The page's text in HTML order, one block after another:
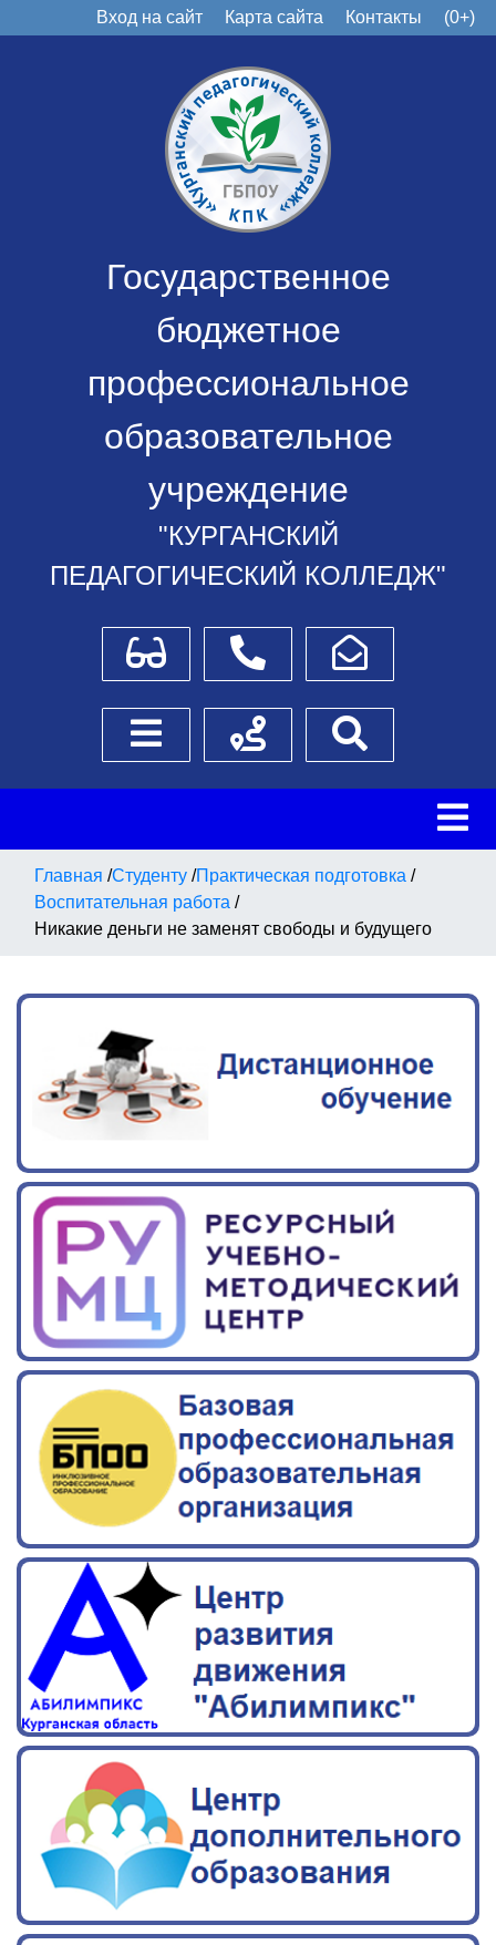
Вход на сайт Карта сайта Контакты (0+)
Государственное
бюджетное
профессиональное
образовательное
учреждение
"КУРГАНСКИЙ
ПЕДАГОГИЧЕСКИЙ КОЛЛЕДЖ"
Для слабовидящихТелефоныНаписать обращение
Боковое менюСхема проезда
Главная /Студенту /Практическая подготовка /
Воспитательная работа /
Никакие деньги не заменят свободы и будущего